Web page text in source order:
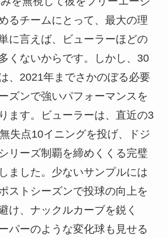
るチームにとって、最大の理
に言えば、ビューラーほどの
くないからです。しかし、30
、2021年までさかのぼる必要
ズンで強いパフォーマンスを
ます。ビューラーは、直近の3
失点10イニングを投げ、ドジ
リーズ制覇を締めくくる完璧
ました。少ないサンプルには
ストシーズンで投球の向上を
け、ナックルカーブを鋭く
パーのような変化球も見せる